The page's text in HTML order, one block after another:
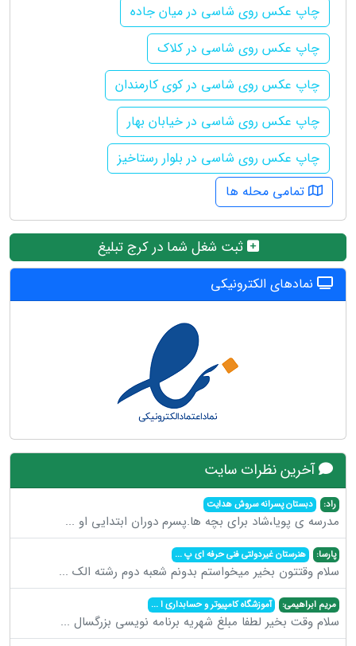
چاپ عکس روی شاسی در میان جاده
چاپ عکس روی شاسی در کلاک
چاپ عکس روی شاسی در کوی کارمندان
چاپ عکس روی شاسی در خیابان بهار
چاپ عکس روی شاسی در بلوار رستاخیز
تمامی محله ها
ثبت شغل شما در کرج تبلیغ
نمادهای الکترونیکی
آخرین نظرات سایت
راد: دبستان پسرانه سروش هدایت
مدرسه ی پویا،شاد برای بچه ها.پسرم دوران ابتدایی او ...
پارسا: هنرستان غیردولتی فنی حرفه ای پ...
سلام وقتتون بخیر میخواستم بدونم شعبه دوم رشته الک ...
مریم ابراهیمی: آموزشگاه کامپیوتر و حسابداری ا...
سلام وقت بخیر لطفا مبلغ شهریه برنامه نویسی بزرگسال ...